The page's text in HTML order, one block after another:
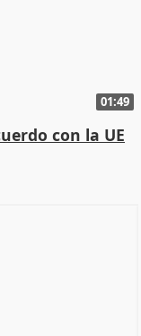
01:49
con la UE